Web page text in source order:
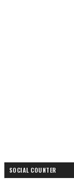
SOCIAL COUNTER